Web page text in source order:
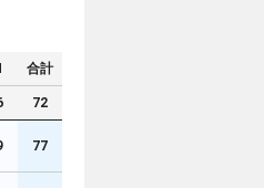
合計
72
77